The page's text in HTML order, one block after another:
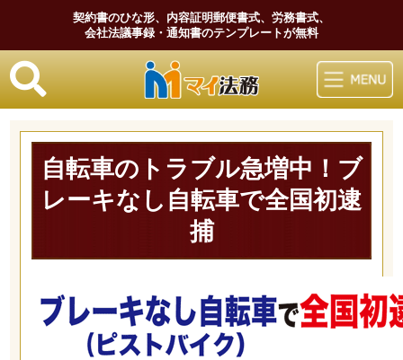
契約書のひな形、内容証明郵便書式、労務書式、
会社法議事録・通知書のテンプレートが無料
マイ法務
自転車のトラブル急増中！ブ
レーキなし自転車で全国初逮
捕